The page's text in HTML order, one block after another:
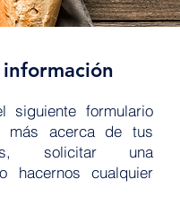
información
siguiente formulario
más acerca de tus
solicitar una
hacernos cualquier